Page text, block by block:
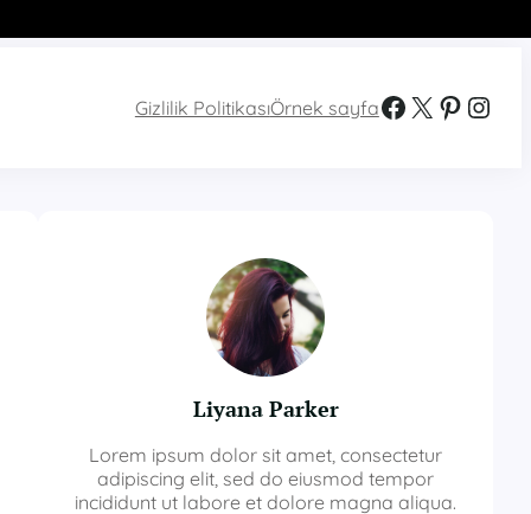
Gizlilik PolitikasıÖrnek sayfaFacebook X Pinterest Instagram
Liyana Parker
Lorem ipsum dolor sit amet, consectetur
adipiscing elit, sed do eiusmod tempor
incididunt ut labore et dolore magna aliqua.